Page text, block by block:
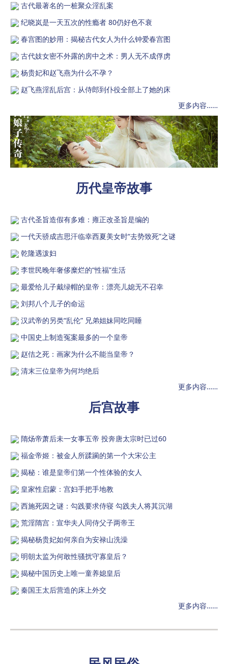
古代最著名的一桩聚众淫乱案
纪晓岚是一天五次的性瘾者 80仍好色不衰
春宫图的妙用：揭秘古代女人为什么钟爱春宫图
古代妓女密不外露的房中之术：男人无不成俘虏
杨贵妃和赵飞燕为什么不孕？
赵飞燕淫乱后宫：从侍郎到仆役全部上了她的床
更多内容……
历代皇帝故事
古代圣旨造假有多难：雍正改圣旨是编的
一代天骄成吉思汗临幸西夏美女时“去势致死”之谜
乾隆遇泼妇
李世民晚年奢侈糜烂的“性福”生活
最爱给儿子戴绿帽的皇帝：漂亮儿媳无不召幸
刘邦八个儿子的命运
汉武帝的另类“乱伦” 兄弟姐妹同吃同睡
中国史上制造冤案最多的一个皇帝
赵佶之死：画家为什么不能当皇帝？
清末三位皇帝为何均绝后
更多内容……
后宫故事
隋炀帝萧后未一女事五帝 投奔唐太宗时已过60
福金帝姬：被金人所蹂躏的第一个大宋公主
揭秘：谁是皇帝们第一个性体验的女人
皇家性启蒙：宫妇手把手地教
西施死因之谜：勾践要求侍寝 勾践夫人将其沉湖
荒淫隋宫：宣华夫人同侍父子两帝王
揭秘杨贵妃如何亲自为安禄山洗澡
明朝太监为何敢性骚扰守寡皇后？
揭秘中国历史上唯一童养媳皇后
秦国王太后营造的床上外交
更多内容……